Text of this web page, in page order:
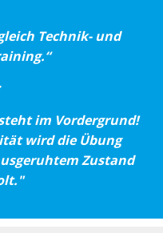
Technik- und
im Vordergrund!
wird die Übung
Zustand